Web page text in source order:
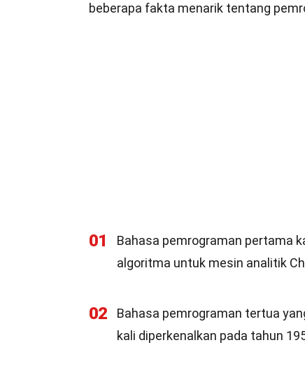
beberapa fakta menarik tentang
01 Bahasa pemrograman pertama
algoritma untuk mesin analitik
02
Bahasa pemrograman tertua
kali diperkenalkan pada tahun